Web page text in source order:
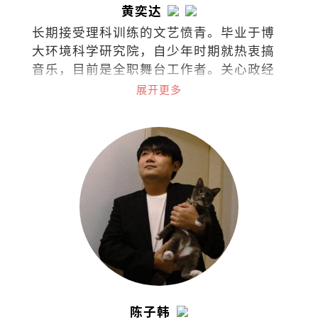
黄奕达
长期接受理科训练的文艺愤青。毕业于博
大环境科学研究院，自少年时期就热衷搞
音乐，目前是全职舞台工作者。关心政经
文教、两性课题、意识形态、人性陋
展开更多
陈子韩